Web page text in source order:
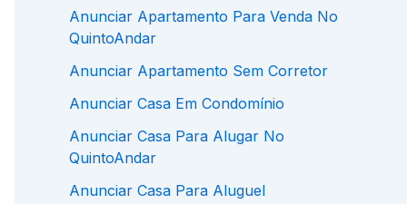
Anunciar Apartamento Para Venda No
QuintoAndar
Anunciar Apartamento Sem Corretor
Anunciar Casa Em Condomínio
Anunciar Casa Para Alugar No
QuintoAndar
Anunciar Casa Para Aluguel